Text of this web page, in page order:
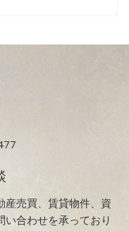
産売買、賃貸物件、資
合わせを承っており